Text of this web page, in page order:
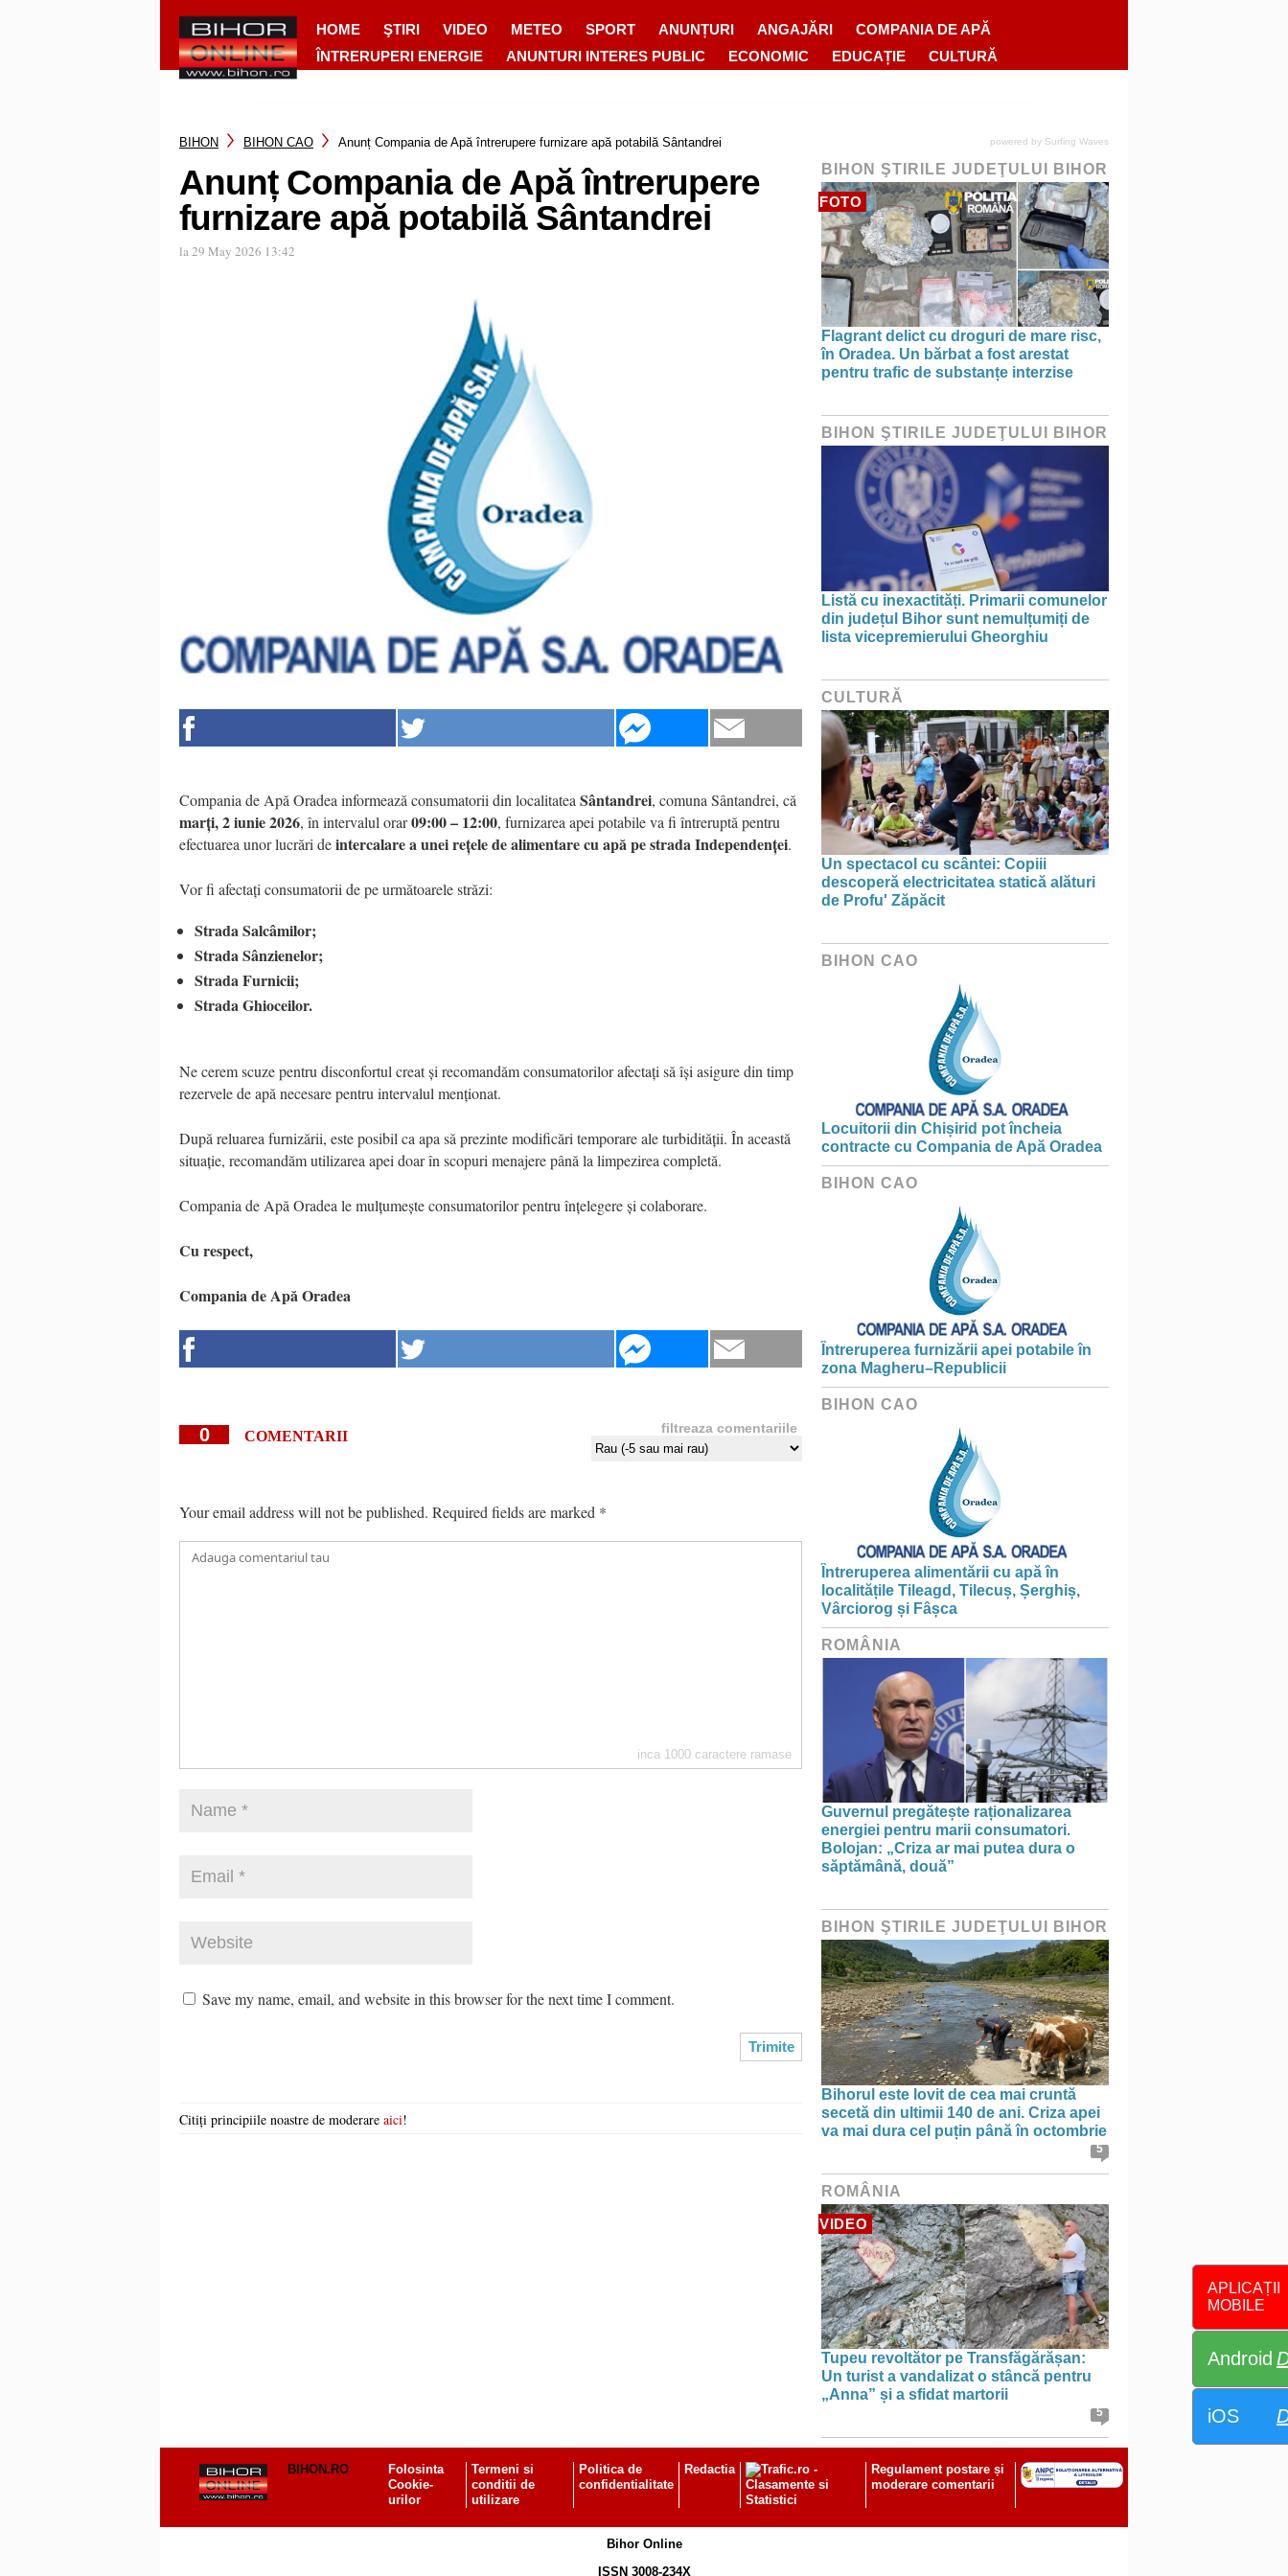
HOME ŞTIRI VIDEO METEO SPORT ANUNȚURI ANGAJĂRI
COMPANIA DE APĂ
ÎNTRERUPERI ENERGIE
ANUNTURI INTERES PUBLIC ECONOMIC EDUCAȚIE CULTURĂ
APLICAȚII
MOBILE
Android
iOS
BIHON BIHON CAO Anunț Compania de Apă întrerupere furnizare apă potabilă Sântandrei
Anunț Compania de Apă întrerupere
furnizare apă potabilă Sântandrei
la 29 May 2026 13:42
Compania de Apă Oradea informează consumatorii din localitatea Sântandrei, comuna Sântandrei, că
marți, 2 iunie 2026, în intervalul orar09:00 – 12:00, furnizarea apei potabile va fi întreruptă pentru
efectuarea unor lucrări deintercalare a unei rețele de alimentare cu apă pe strada Independenței.
Vor fi afectați consumatorii de pe următoarele străzi:
Strada Salcâmilor;
Strada Sânzienelor;
Strada Furnicii;
Strada Ghioceilor.
Ne cerem scuze pentru disconfortul creat și recomandăm consumatorilor afectați să își asigure din timp
rezervele de apă necesare pentru intervalul menționat.
După reluarea furnizării, este posibil ca apa să prezinte modificări temporare ale turbidității. În această
situație, recomandăm utilizarea apei doar în scopuri menajere până la limpezirea completă.
Compania de Apă Oradea le mulțumește consumatorilor pentru înțelegere și colaborare.
Cu respect,
Compania de Apă Oradea
0 COMENTARII filtreaza comentariile
Your email address will not be published. Required fields are marked *
inca 1000 caractere ramase
Save my name, email, and website in this browser for the next time I comment.
Citiți principiile noastre de moderare aici!
powered by Surfing Waves
BIHON ŞTIRILE JUDEŢULUI BIHOR
FOTO
Flagrant delict cu droguri de mare risc,
în Oradea. Un bărbat a fost arestat
pentru trafic de substanțe interzise
BIHON ŞTIRILE JUDEŢULUI BIHOR
Listă cu inexactități. Primarii comunelor
din județul Bihor sunt nemulțumiți de
lista vicepremierului Gheorghiu
CULTURĂ
Un spectacol cu scântei: Copiii
descoperă electricitatea statică alături
de Profu' Zăpăcit
BIHON CAO
Locuitorii din Chișirid pot încheia
contracte cu Compania de Apă Oradea
BIHON CAO
Întreruperea furnizării apei potabile în
zona Magheru–Republicii
BIHON CAO
Întreruperea alimentării cu apă în
localitățile Tileagd, Tilecuș, Șerghiș,
Vârciorog și Fâșca
ROMÂNIA
Guvernul pregătește raționalizarea
energiei pentru marii consumatori.
Bolojan: „Criza ar mai putea dura o
săptămână, două”
BIHON ŞTIRILE JUDEŢULUI BIHOR
Bihorul este lovit de cea mai cruntă
secetă din ultimii 140 de ani. Criza apei
va mai dura cel puțin până în octombrie
5
ROMÂNIA
VIDEO
Tupeu revoltător pe Transfăgărășan:
Un turist a vandalizat o stâncă pentru
„Anna” și a sfidat martorii
5
BIHON.RO
Folosinta
Cookie-
urilor
Termeni si
conditii de
utilizare
Politica de
confidentialitate
Redactia
Regulament postare și
moderare comentarii
Bihor Online
ISSN 3008-234X